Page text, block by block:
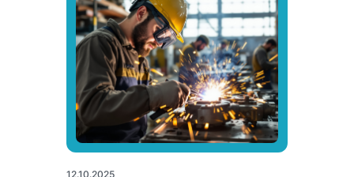
12.10.2025